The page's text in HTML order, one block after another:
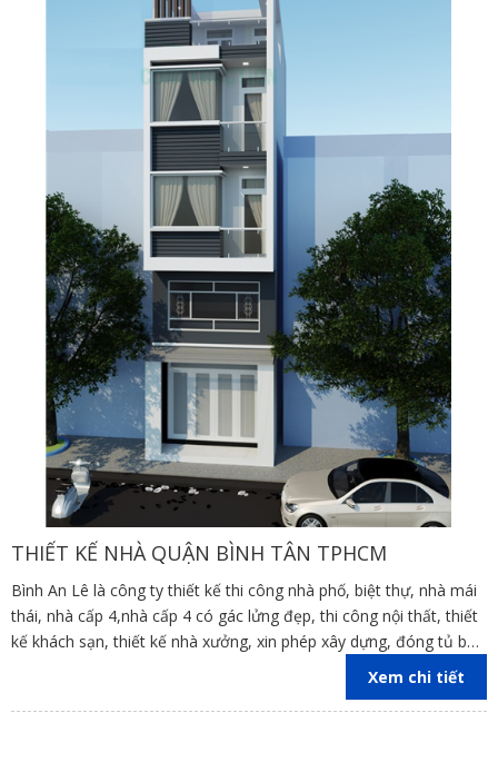
THIẾT KẾ NHÀ QUẬN BÌNH TÂN TPHCM
Bình An Lê là công ty thiết kế thi công nhà phố, biệt thự, nhà mái
thái, nhà cấp 4,nhà cấp 4 có gác lửng đẹp, thi công nội thất, thiết
kế khách sạn, thiết kế nhà xưởng, xin phép xây dựng, đóng tủ bếp
trên địa bàn các tỉnh Đồng Nai, Bình Dương, TP Hồ Chí Minh,
Xem chi tiết